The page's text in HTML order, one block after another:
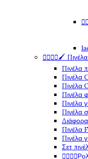

🖌️
Πινέλα
Πινέλα
Πινέλα
Πινέλα
Πινέλα
Πινέλα
Πινέλα
Πινέλα
Σετ
